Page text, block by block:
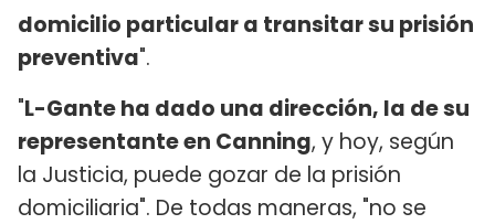
domicilio particular a transitar su prisión
preventiva".
"L-Gante ha dado una dirección, la de su
representante en Canning, y hoy, según
la Justicia, puede gozar de la prisión
domiciliaria". De todas maneras, "no se